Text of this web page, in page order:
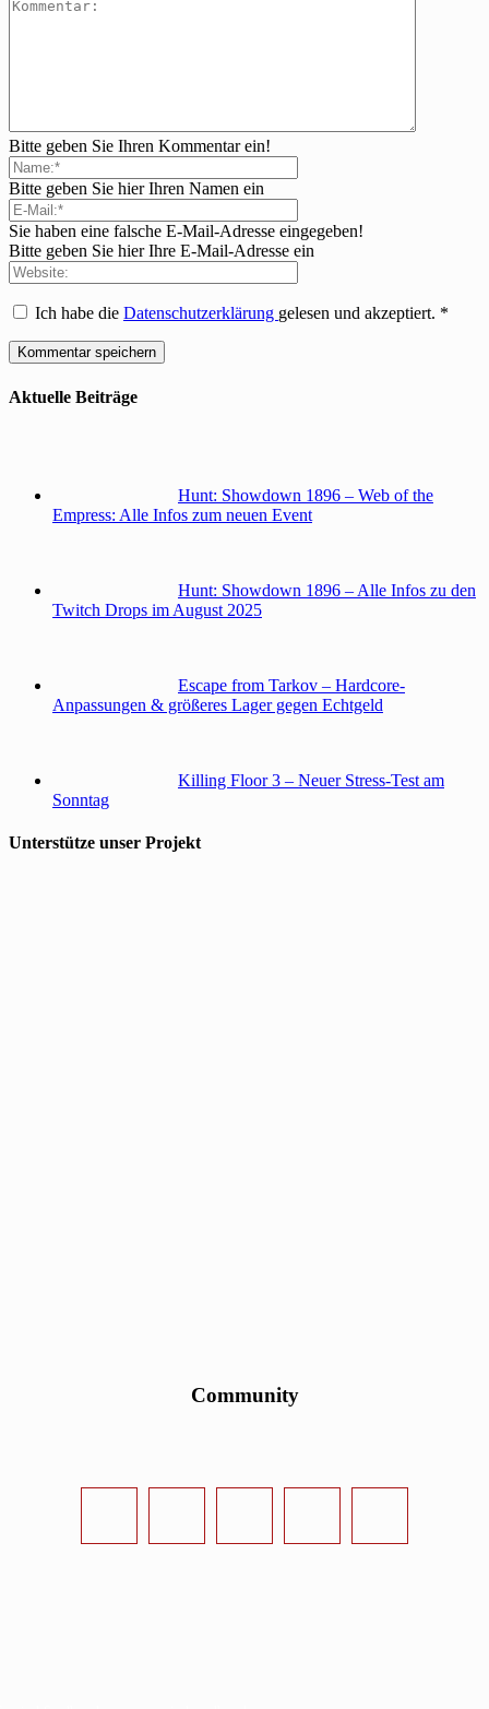
Bitte geben Sie Ihren Kommentar ein!
Bitte geben Sie hier Ihren Namen ein
Sie haben eine falsche E-Mail-Adresse eingegeben!
Bitte geben Sie hier Ihre E-Mail-Adresse ein
Ich habe die Datenschutzerklärung gelesen und akzeptiert. *
Aktuelle Beiträge
Hunt: Showdown 1896 – Web of the
Empress: Alle Infos zum neuen Event
Hunt: Showdown 1896 – Alle Infos zu den
Twitch Drops im August 2025
Escape from Tarkov – Hardcore-
Anpassungen & größeres Lager gegen Echtgeld
Killing Floor 3 – Neuer Stress-Test am
Sonntag
Unterstütze unser Projekt
Community